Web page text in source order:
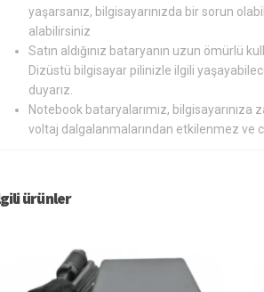
yaşarsanız, bilgisayarınızda bir sorun
alabilirsiniz
Satın aldığınız bataryanın uzun ömürlü
Dizüstü bilgisayar pilinizle ilgili
duyarız.
Notebook bataryalarımız,
voltaj dalgalanmalarından etkilenmez ve
ürünler